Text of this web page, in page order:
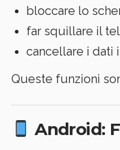
bloccare lo
far squillare il
cancellare i dati
Queste funzioni
Android: